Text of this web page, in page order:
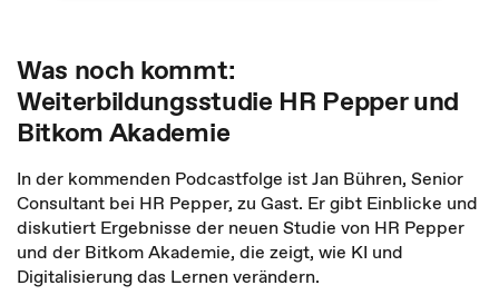
Was noch kommt:
Weiterbildungsstudie HR Pepper und
Bitkom Akademie
In der kommenden Podcastfolge ist Jan Bühren, Senior
Consultant bei HR Pepper, zu Gast. Er gibt Einblicke und
diskutiert Ergebnisse der neuen Studie von HR Pepper
und der Bitkom Akademie, die zeigt, wie KI und
Digitalisierung das Lernen verändern.